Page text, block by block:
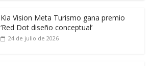
Kia Vision Meta Turismo gana premio
‘Red Dot diseño conceptual’
24 de julio de 2026